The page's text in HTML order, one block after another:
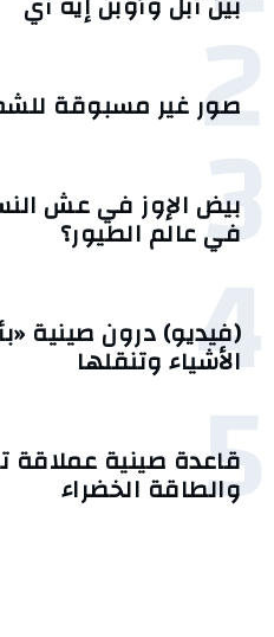
2
صور غير مسبوقة
3
بيض الإوز في عش
في عالم الطيور؟
4
(فيديو) درون صينية
الأشياء وتنقلها
5
قاعدة صينية عملاقة
والطاقة الخضراء